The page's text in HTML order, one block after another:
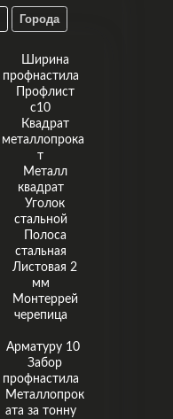
Города
Ширина
профнастила
Профлист
с10
Квадрат
металлопрока
т
Металл
квадрат
Уголок
стальной
Полоса
стальная
Листовая 2
мм
Монтеррей
черепица
Арматуру 10
Забор
профнастила
Металлопрок
ата за тонну